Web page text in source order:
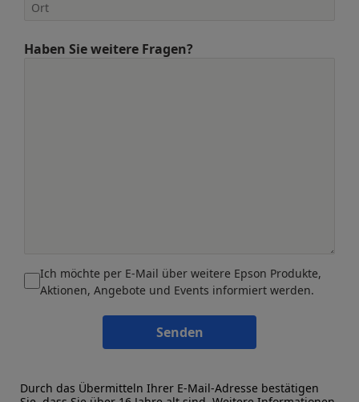
Haben Sie weitere Fragen?
Ich möchte per E-Mail über weitere Epson Produkte,
Aktionen, Angebote und Events informiert werden.
Senden
Durch das Übermitteln Ihrer E-Mail-Adresse bestätigen